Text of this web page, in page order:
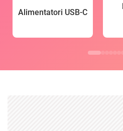
Alimentatori USB-C